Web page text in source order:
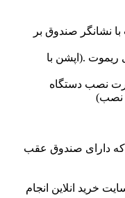
نشانگر صندوق بر
.(اپشن با
نصب دستگاه
نصب)
که دارای صندوق عقب
سایت خرید انلاین انجام